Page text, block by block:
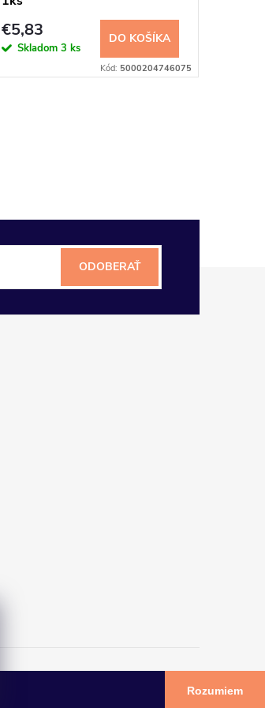
Rozumiem
€5,83
Skladom 3 ks
DO KOŠÍKA
Kód: 5000204746075
ODOBERAŤ